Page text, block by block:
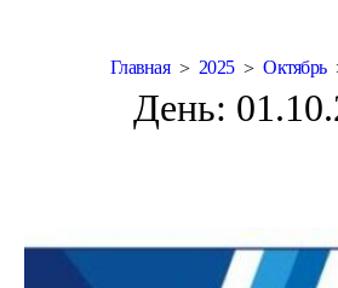
Главная 2025 Октябрь
День: